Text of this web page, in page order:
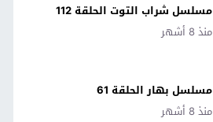
مسلسل شراب التوت الحلقة 112
منذ 8 أشهر
مسلسل بهار الحلقة 61
منذ 8 أشهر